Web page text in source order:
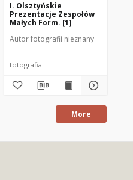
I. Olsztyńskie
Prezentacje Zespołów
Małych Form. [1]
Autor fotografii nieznany
fotografia
More